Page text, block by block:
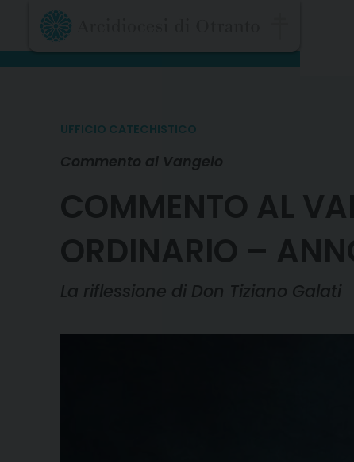
content
UFFICIO CATECHISTICO
Commento al Vangelo
COMMENTO AL
ORDINARIO –
La riflessione di Don Tiziano Galati